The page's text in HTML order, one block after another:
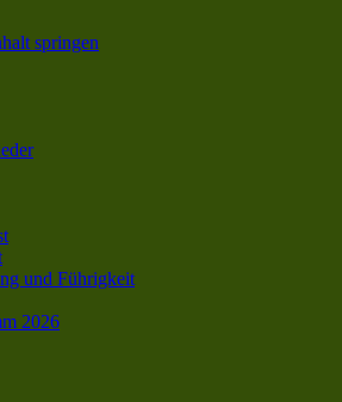
springen
und Führigkeit
2026